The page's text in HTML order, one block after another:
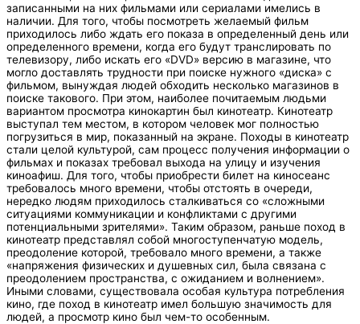
записанными на них фильмами или сериалами имелись в
наличии. Для того, чтобы посмотреть желаемый фильм
приходилось либо ждать его показа в определенный день или
определенного времени, когда его будут транслировать по
телевизору, либо искать его «DVD» версию в магазине, что
могло доставлять трудности при поиске нужного «диска» с
фильмом, вынуждая людей обходить несколько магазинов в
поиске такового. При этом, наиболее почитаемым людьми
вариантом просмотра кинокартин был кинотеатр. Кинотеатр
выступал тем местом, в котором человек мог полностью
погрузиться в мир, показанный на экране. Походы в кинотеатр
стали целой культурой, сам процесс получения информации о
фильмах и показах требовал выхода на улицу и изучения
киноафиш. Для того, чтобы приобрести билет на киносеанс
требовалось много времени, чтобы отстоять в очереди,
нередко людям приходилось сталкиваться со «сложными
ситуациями коммуникации и конфликтами с другими
потенциальными зрителями». Таким образом, раньше поход в
кинотеатр представлял собой многоступенчатую модель,
преодоление которой, требовало много времени, а также
«напряжения физических и душевных сил, была связана с
преодолением пространства, с ожиданием и волнением».
Иными словами, существовала особая культура потребления
кино, где поход в кинотеатр имел большую значимость для
людей, а просмотр кино был чем-то особенным.